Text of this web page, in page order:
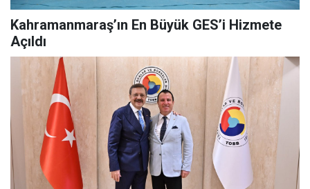
Kahramanmaraş’ın En Büyük GES’i Hizmete
Açıldı